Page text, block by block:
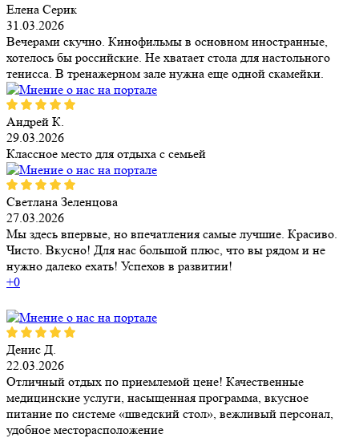
Елена Серик
31.03.2026
Вечерами скучно. Кинофильмы в основном иностранные,
хотелось бы российские. Не хватает стола для настольного
тенисса. В тренажерном зале нужна еще одной скамейки.
Андрей К.
29.03.2026
Классное место для отдыха с семьей
Светлана Зеленцова
27.03.2026
Мы здесь впервые, но впечатления самые лучшие. Красиво.
Чисто. Вкусно! Для нас большой плюс, что вы рядом и не
нужно далеко ехать! Успехов в развитии!
+0
Денис Д.
22.03.2026
Отличный отдых по приемлемой цене! Качественные
медицинские услуги, насыщенная программа, вкусное
питание по системе «шведский стол», вежливый персонал,
удобное месторасположение